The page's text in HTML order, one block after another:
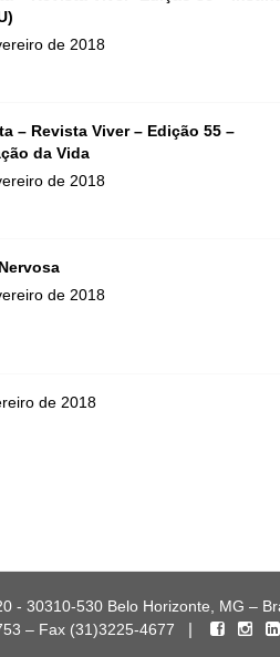
de 2018
– Revista Viver – Edição 55 –
da Vida
de 2018
de 2018
de 2018
- 30310-530 Belo Horizonte, MG –
– Fax (31)3225-4677 |